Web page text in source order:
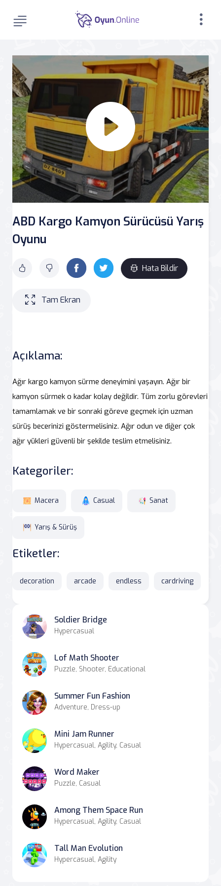
ABD Kargo Kamyon Sürücüsü Yarış
Oyunu
Hata Bildir
Tam Ekran
Açıklama:
Ağır kargo kamyon sürme deneyimini yaşayın. Ağır bir
kamyon sürmek o kadar kolay değildir. Tüm zorlu görevleri
tamamlamak ve bir sonraki göreve geçmek için uzman
sürüş becerinizi göstermelisiniz. Ağır odun ve diğer çok
ağır yükleri güvenli bir şekilde teslim etmelisiniz.
Kategoriler:
Macera Casual Sanat
Yarış & Sürüş
Etiketler:
decoration arcade endless cardriving
Soldier Bridge
Hypercasual
Lof Math Shooter
Puzzle, Shooter, Educational
Summer Fun Fashion
Adventure, Dress-up
Mini Jam Runner
Hypercasual, Agility, Casual
Word Maker
Puzzle, Casual
Among Them Space Run
Hypercasual, Agility, Casual
Tall Man Evolution
Hypercasual, Agility